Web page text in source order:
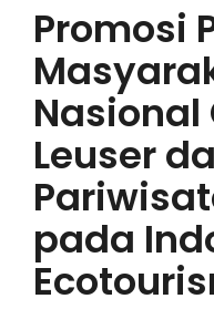
Promosi
Nasional
Leuser
pada